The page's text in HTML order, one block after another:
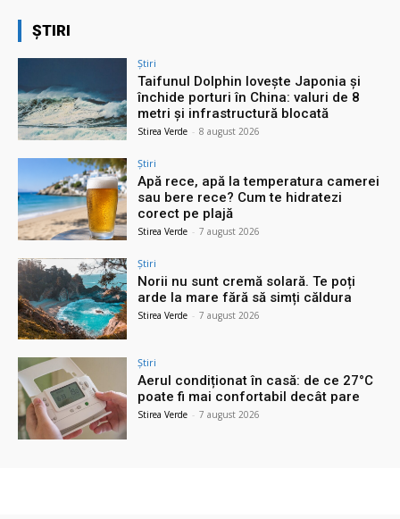
ȘTIRI
Știri
Taifunul Dolphin lovește Japonia și
închide porturi în China: valuri de 8
metri și infrastructură blocată
Stirea Verde - 8 august 2026
Știri
Apă rece, apă la temperatura camerei
sau bere rece? Cum te hidratezi
corect pe plajă
Stirea Verde - 7 august 2026
Știri
Norii nu sunt cremă solară. Te poți
arde la mare fără să simți căldura
Stirea Verde - 7 august 2026
Știri
Aerul condiționat în casă: de ce 27°C
poate fi mai confortabil decât pare
Stirea Verde - 7 august 2026